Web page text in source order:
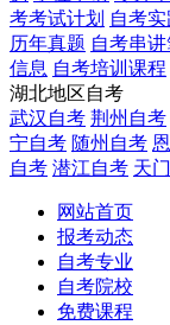
考考试计划 自考
历年真题 自考串
信息 自考培训课程
湖北地区自考
武汉自考 荆州自考
宁自考 随州自考
自考 潜江自考 天
网站首页
报考动态
自考专业
自考院校
免费课程